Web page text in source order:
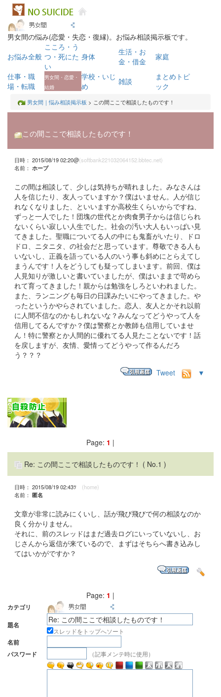
男女間の悩み(恋愛・失恋・復縁)。お悩み相談掲示板です。
お悩み全般
こころ・う
つ・死にた
い
身体
生活・お
金・借金
家庭
仕事・職
場・転職
男女間・恋愛・
結婚
学校・いじ
め
雑談
まとめトピ
ック
男女間｜悩み相談掲示板 > この間ここで相談したものです！
この間ここで相談したものです！
日時： 2015/08/19 02:20@(softbank221032064152.bbtec.net)
名前： ホープ
この間は相談して、少しは気持ちが晴れました。みなさんは
人を信じたり、友人っていますか？僕はいません。人が信じ
れなくなりました、といいますか高校生くらいからですね、
ずっと一人でした！団塊の世代とか肉食男子からは信じられ
ないくらい寂しい人生でした。社会の汚い大人もいっぱい見
てきました。聖職についてる人の中にも鬼畜がいたり、ドロ
ドロ、ニタニタ、の社会だと思っています。尊敬できる人も
いないし、正義を語っている人のいう事も斜めにとらえてし
まうんです！人をどうしても疑ってしまいます。前回、僕は
人見知りが激しいと書いていましたが、僕はいままで苛めら
れて育ってきました！親からは勉強をしろといわれました。
また、ランニングも毎日の日課みたいにやってきました。や
ったというかやらされていました。恋人、友人とかそれ以前
に人間不信なのかもしれないな？みんなってどうやって人を
信用してるんですか？僕は警察とか教師も信用していませ
ん！特に警察とか人間的に優れてる人見たことないです！話
を戻しますが、友情、愛情ってどうやって作るんだろ
う？？？
Tweet
▼
Page: 1 |
Re: この間ここで相談したものです！ ( No.1 )
日時： 2015/08/19 02:43ﾂ (home)
名前： 匿名
文章が非常に読みにくいし、話が飛び飛びで何の相談なのか
良く分かりません。
それに、前のスレッドはまだ過去ログにいっていないし、お
じさんから返信が来ているので、まずはそちらへ書き込みし
てはいかがですか？
Page: 1 |
カテゴリ
題名
スレッドをトップへソート
名前
パスワード
（記事メンテ時に使用）